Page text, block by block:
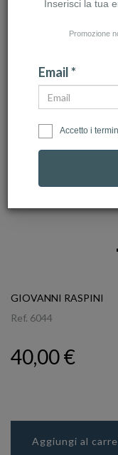
GIOVANNI RASPINI
Ref. 6044
40,00 €
Aggiungi al
Inserisci la tua
Promozione
Email *
Accetto i